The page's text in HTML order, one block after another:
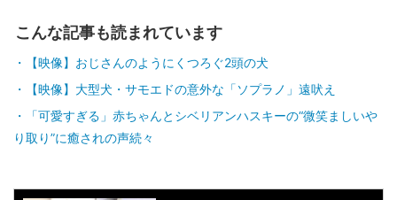
こんな記事も読まれています
【映像】おじさんのようにくつろぐ2頭の犬
【映像】大型犬・サモエドの意外な「ソプラノ」遠吠え
「可愛すぎる」赤ちゃんとシベリアンハスキーの“微笑ましいや
り取り”に癒されの声続々